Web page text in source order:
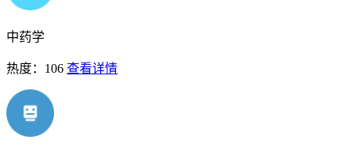
中药学
热度：106 查看详情